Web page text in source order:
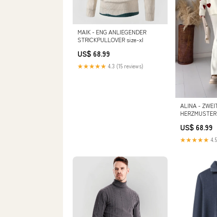
MAIK - ENG ANLIEGENDER
STRICKPULLOVER size-xl
US$ 68.99
★★★★★ 4.3 (15 reviews)
ALINA -
US$ 68.99
★★★★★